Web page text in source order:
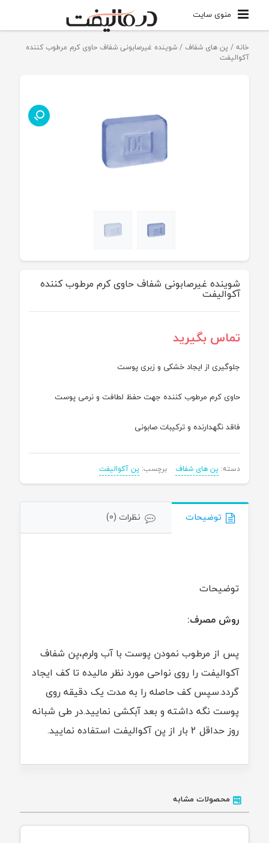
منوی سایت
خانه/ پن های شفاف / شوینده غیرصابونی شفاف حاوی کرم مرطوب کننده
آکوالیفت
شوینده غیرصابونی شفاف حاوی کرم مرطوب کننده
آکوالیفت
تماس بگیرید
جلوگیری از ایجاد خشکی و زبری پوست
حاوی کرم مرطوب کننده جهت حفظ لطافت و نرمی پوست
فاقد نگهدارنده و ترکیبات صابونی
دسته: پن های شفاف برچسب: پن آکوالیفت
توضیحات نظرات (0)
توضیحات
روش مصرف:
پس از مرطوب نمودن پوست با آب ولرم،پن شفاف
آکوالیفت را روی نواحی مورد نظر مالیده تا کف ایجاد
گردد.سپس کف حاصله را به مدت یک دقیقه روی
پوست نگه داشته و بعد آبکشی نمایید.در طی شبانه
روز حداقل 2 بار از پن آکوالیفت استفاده نمایید.
محصولات مشابه